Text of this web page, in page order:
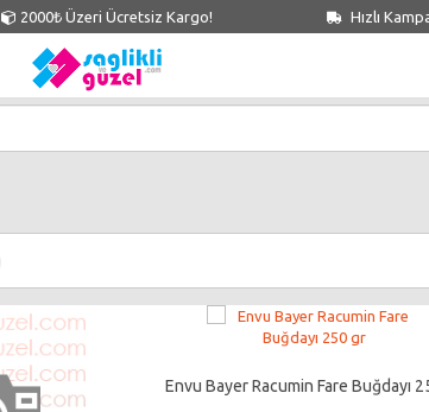
2000₺ Üzeri Ücretsiz Kargo! Hızlı
Envu Bayer Racumin Fare Buğdayı